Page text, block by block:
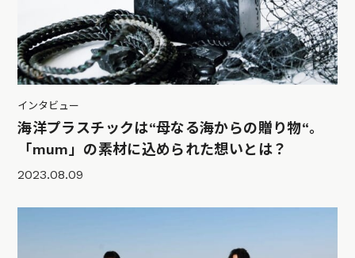
インタビュー
海洋プラスチックは“母なる海からの贈り物“。
「mum」の素材に込められた想いとは？
2023.08.09